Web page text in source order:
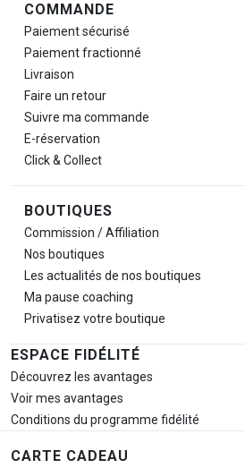
COMMANDE
Paiement sécurisé
Paiement fractionné
Livraison
Faire un retour
Suivre ma commande
E-réservation
Click & Collect
BOUTIQUES
Commission / Affiliation
Nos boutiques
Les actualités de nos boutiques
Ma pause coaching
Privatisez votre boutique
ESPACE FIDÉLITÉ
Découvrez les avantages
Voir mes avantages
Conditions du programme fidélité
CARTE CADEAU